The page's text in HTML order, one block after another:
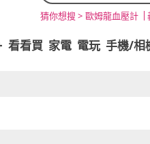
猜你想搜 > 歐姆龍血壓計
看看買 家電 電玩 手機/相